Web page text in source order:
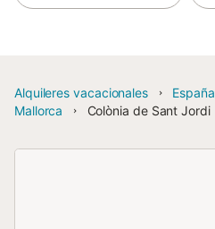
Alquileres vacacionales España
Mallorca
Colònia de Sant Jordi